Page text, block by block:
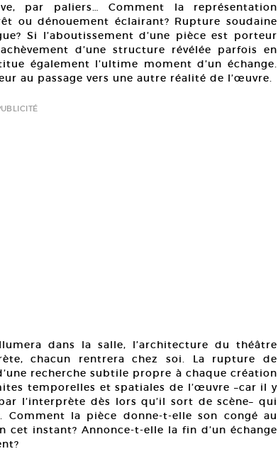
par paliers… Comment la représentation
ou dénouement éclairant? Rupture soudaine
Si l’aboutissement d’une pièce est porteur
d’une structure révélée parfois en
également l’ultime moment d’un échange.
au passage vers une autre réalité de l’œuvre.
dans la salle, l’architecture du théâtre
chacun rentrera chez soi. La rupture de
recherche subtile propre à chaque création
temporelles et spatiales de l’œuvre –car il y
l’interprète dès lors qu’il sort de scène– qui
la pièce donne-t-elle son congé au
instant? Annonce-t-elle la fin d’un échange